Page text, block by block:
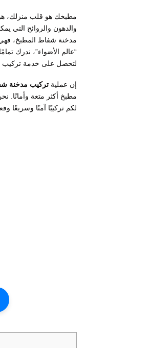
مطبخك هو قلب منزلك، هو
والدهون والروائح التي
مدخنة شفاط المطبخ،
“عالم الأضواء”، ندرك
لتحصل على خدمة تركيب
إن عملية تركيب مدخنة
مطبخ أكثر متعة وأمانًا.
لكم تركيبًا آمنًا وسريعًا